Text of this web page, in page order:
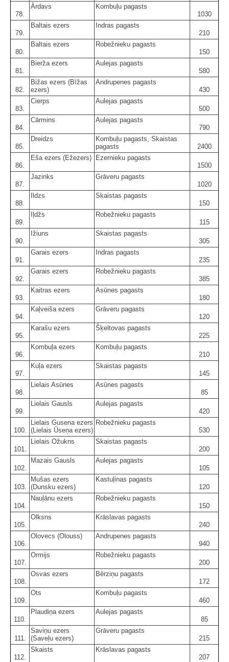
78.
Ārdavs
Kombuļu pagasts
1030
79.
Baltais ezers
Indras pagasts
210
80.
Baltais ezers
Robežnieku pagasts
150
81.
Bierža ezers
Aulejas pagasts
580
82.
Bižas ezers (Bīžas
ezers)
Andrupenes pagasts
430
83.
Cierps
Aulejas pagasts
500
84.
Cārmins
Aulejas pagasts
790
85.
Dreidzs
Kombuļu pagasts, Skaistas
pagasts
2400
86.
Eša ezers (Ežezers)
Ezernieku pagasts
1500
87.
Jazinks
Grāveru pagasts
1020
88.
Ildzs
Skaistas pagasts
150
89.
Iļdžs
Robežnieku pagasts
115
90.
Ižiuns
Skaistas pagasts
305
91.
Garais ezers
Indras pagasts
235
92.
Garais ezers
Robežnieku pagasts
385
93.
Kaitras ezers
Asūnes pagasts
180
94.
Kaļveiša ezers
Grāveru pagasts
120
95.
Karašu ezers
Šķeltovas pagasts
225
96.
Kombuļa ezers
Kombuļu pagasts
210
97.
Kuļa ezers
Skaistas pagasts
145
98.
Lielais Asūnes
Asūnes pagasts
85
99.
Lielais Gausls
Aulejas pagasts
420
100.
Lielais Gusena ezers
(Lielais Ūseņa ezers)
Robežnieku pagasts
530
101.
Lielais Ožukns
Skaistas pagasts
200
102.
Mazais Gausls
Aulejas pagasts
105
103.
Mušas ezers
(Dunsku ezers)
Kastuļinas pagasts
120
104.
Nauļānu ezers
Robežnieku pagasts
150
105.
Olksns
Krāslavas pagasts
240
106.
Olovecs (Olouss)
Andrupenes pagasts
940
107.
Ormijs
Robežnieku pagasts
200
108.
Osvas ezers
Bērziņu pagasts
172
109.
Ots
Kombuļu pagasts
460
110.
Plaudiņa ezers
Aulejas pagasts
85
111.
Saviņu ezers
(Saveļu ezers)
Grāveru pagasts
215
112.
Skaists
Krāslavas pagasts
207